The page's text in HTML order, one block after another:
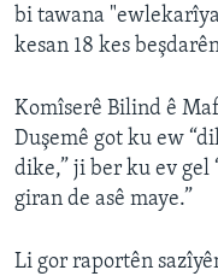
bi tawana
kesan 18 kes
Komîserê Bilind ê
Duşemê got ku ew
dike,” ji ber ku ev gel
giran de asê maye.”
Li gor raportên